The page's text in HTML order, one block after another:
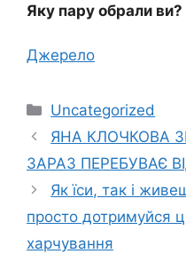
Яку пару обрали ви?
Джерело
Категорії
Uncategorized
ЯНА КЛОЧКОВА
ЗАРАЗ ПЕРЕБУВАЄ
Як їси, так і
просто дотримуйся
харчування